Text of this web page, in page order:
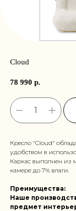
Cloud
78 990 р.
Кресло "Cloud"
удобством в
Каркас выполнен из
камере до 7% влаги.
Преимущества:
Наше
предмет